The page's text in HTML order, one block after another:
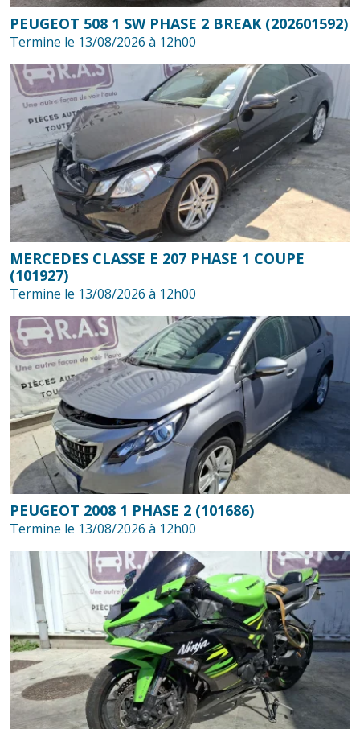
PEUGEOT 508 1 SW PHASE 2 BREAK (202601592)
Termine le 13/08/2026 à 12h00
MERCEDES CLASSE E 207 PHASE 1 COUPE
(101927)
Termine le 13/08/2026 à 12h00
PEUGEOT 2008 1 PHASE 2 (101686)
Termine le 13/08/2026 à 12h00